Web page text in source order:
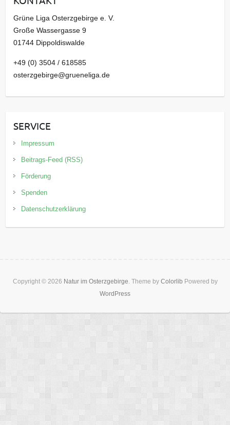
Grüne Liga Osterzgebirge e. V.
Große Wassergasse 9
01744 Dippoldiswalde
+49 (0) 3504 / 618585
osterzgebirge@grueneliga.de
SERVICE
Impressum
Beitrags-Feed (RSS)
Förderung
Spenden
Datenschutzerklärung
Copyright © 2026 Natur im Osterzgebirge . Theme by Colorlib Powered by
WordPress